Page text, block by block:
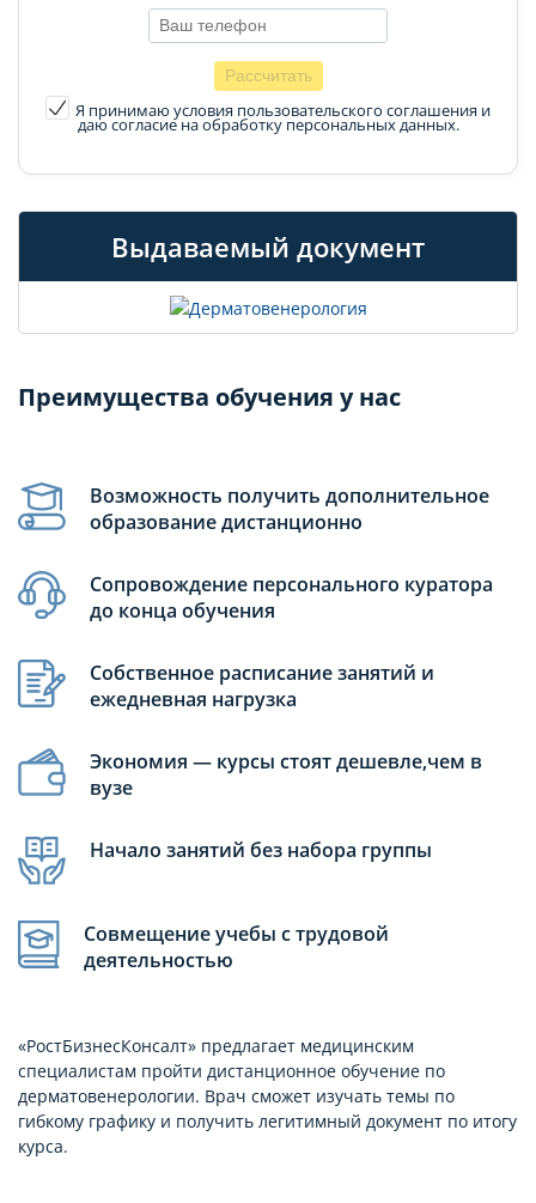
Я принимаю условия пользовательского соглашения и
даю согласие на обработку персональных данных.
Выдаваемый документ
Преимущества обучения у нас
Возможность получить дополнительное
образование дистанционно
Сопровождение персонального куратора
до конца обучения
Собственное расписание занятий и
ежедневная нагрузка
Экономия — курсы стоят дешевле,чем в
вузе
Начало занятий без набора группы
Совмещение учебы с трудовой
деятельностью
«РостБизнесКонсалт» предлагает медицинским
специалистам пройти дистанционное обучение по
дерматовенерологии. Врач сможет изучать темы по
гибкому графику и получить легитимный документ по итогу
курса.